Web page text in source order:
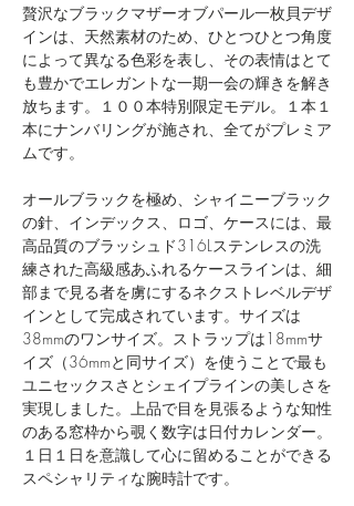
贅沢なブラックマザーオブパール一枚貝デザ
インは、天然素材のため、ひとつひとつ角度
によって異なる色彩を表し、その表情はとて
も豊かでエレガントな一期一会の輝きを解き
放ちます。１００本特別限定モデル。１本１
本にナンバリングが施され、全てがプレミア
ムです。
オールブラックを極め、シャイニーブラック
の針、インデックス、ロゴ、ケースには、最
高品質のブラッシュド316Lステンレスの洗
練された高級感あふれるケースラインは、細
部まで見る者を虜にするネクストレベルデザ
インとして完成されています。​サイズは
38mmのワンサイズ。ストラップは18mmサ
イズ（36mmと同サイズ）を使うことで​最も
ユニセックスさとシェイプラインの美しさを
実現しました。上品で目を見張るような知性
のある窓枠から覗く数字は日付カレンダー。
１日１日を意識して心に留めることができる
スペシャリティな腕時計です。